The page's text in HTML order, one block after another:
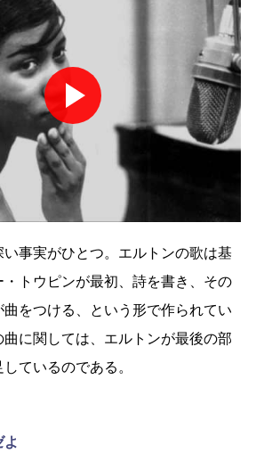
い事実がひとつ。エルトンの歌は基
トウピンが最初、詩を書き、その
をつける、という形で作られてい
曲に関しては、エルトンが最後の部
ているのである。